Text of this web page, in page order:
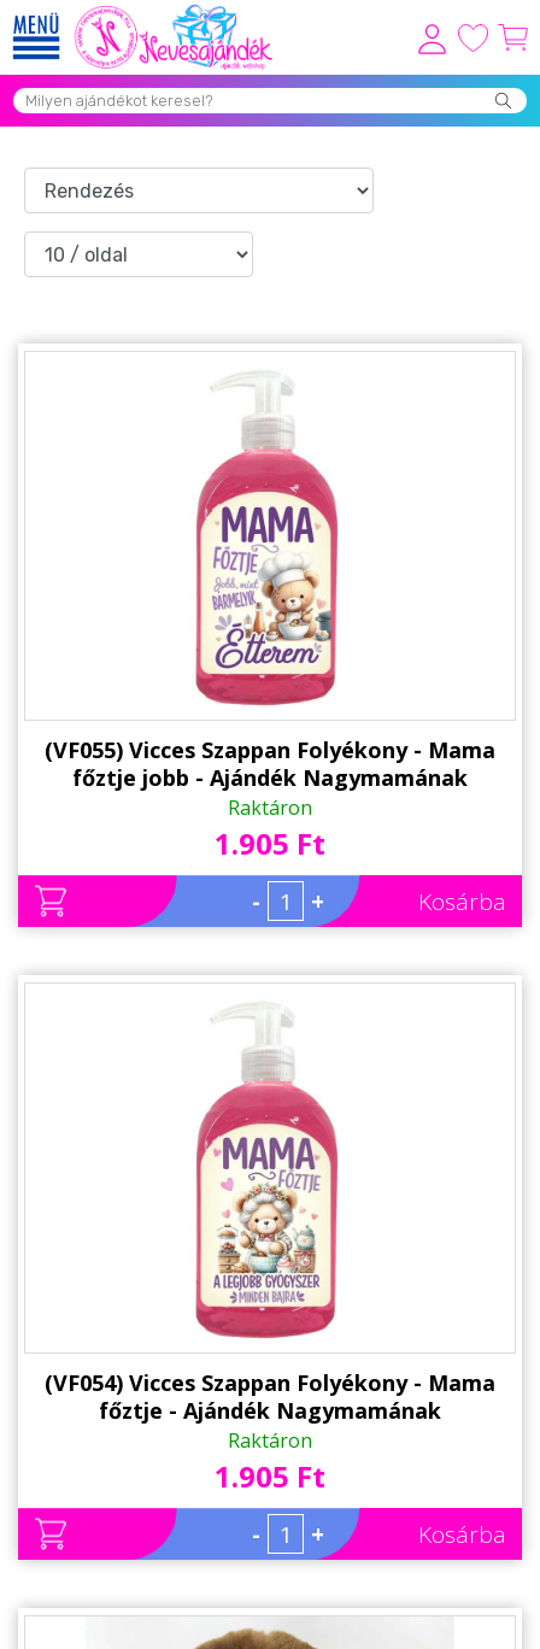
Viszonteladóknak
Grill Party Kellékek ❤️
Egyedi Ajándékok Rendelés
Vicces Pólók
Szerelmes Ajándékok ❤
Ajándék Ötletek Férfiaknak
Ajándék Gyerekeknek
Családtagoknak
Barátnak/Barátnőnek
Névnapi ajándékok
(VF055) Vicces Szappan Folyékony - Mama
főztje jobb - Ajándék Nagymamának
Raktáron
1.905 Ft
- + Kosárba
(VF054) Vicces Szappan Folyékony - Mama
főztje - Ajándék Nagymamának
Raktáron
1.905 Ft
- + Kosárba